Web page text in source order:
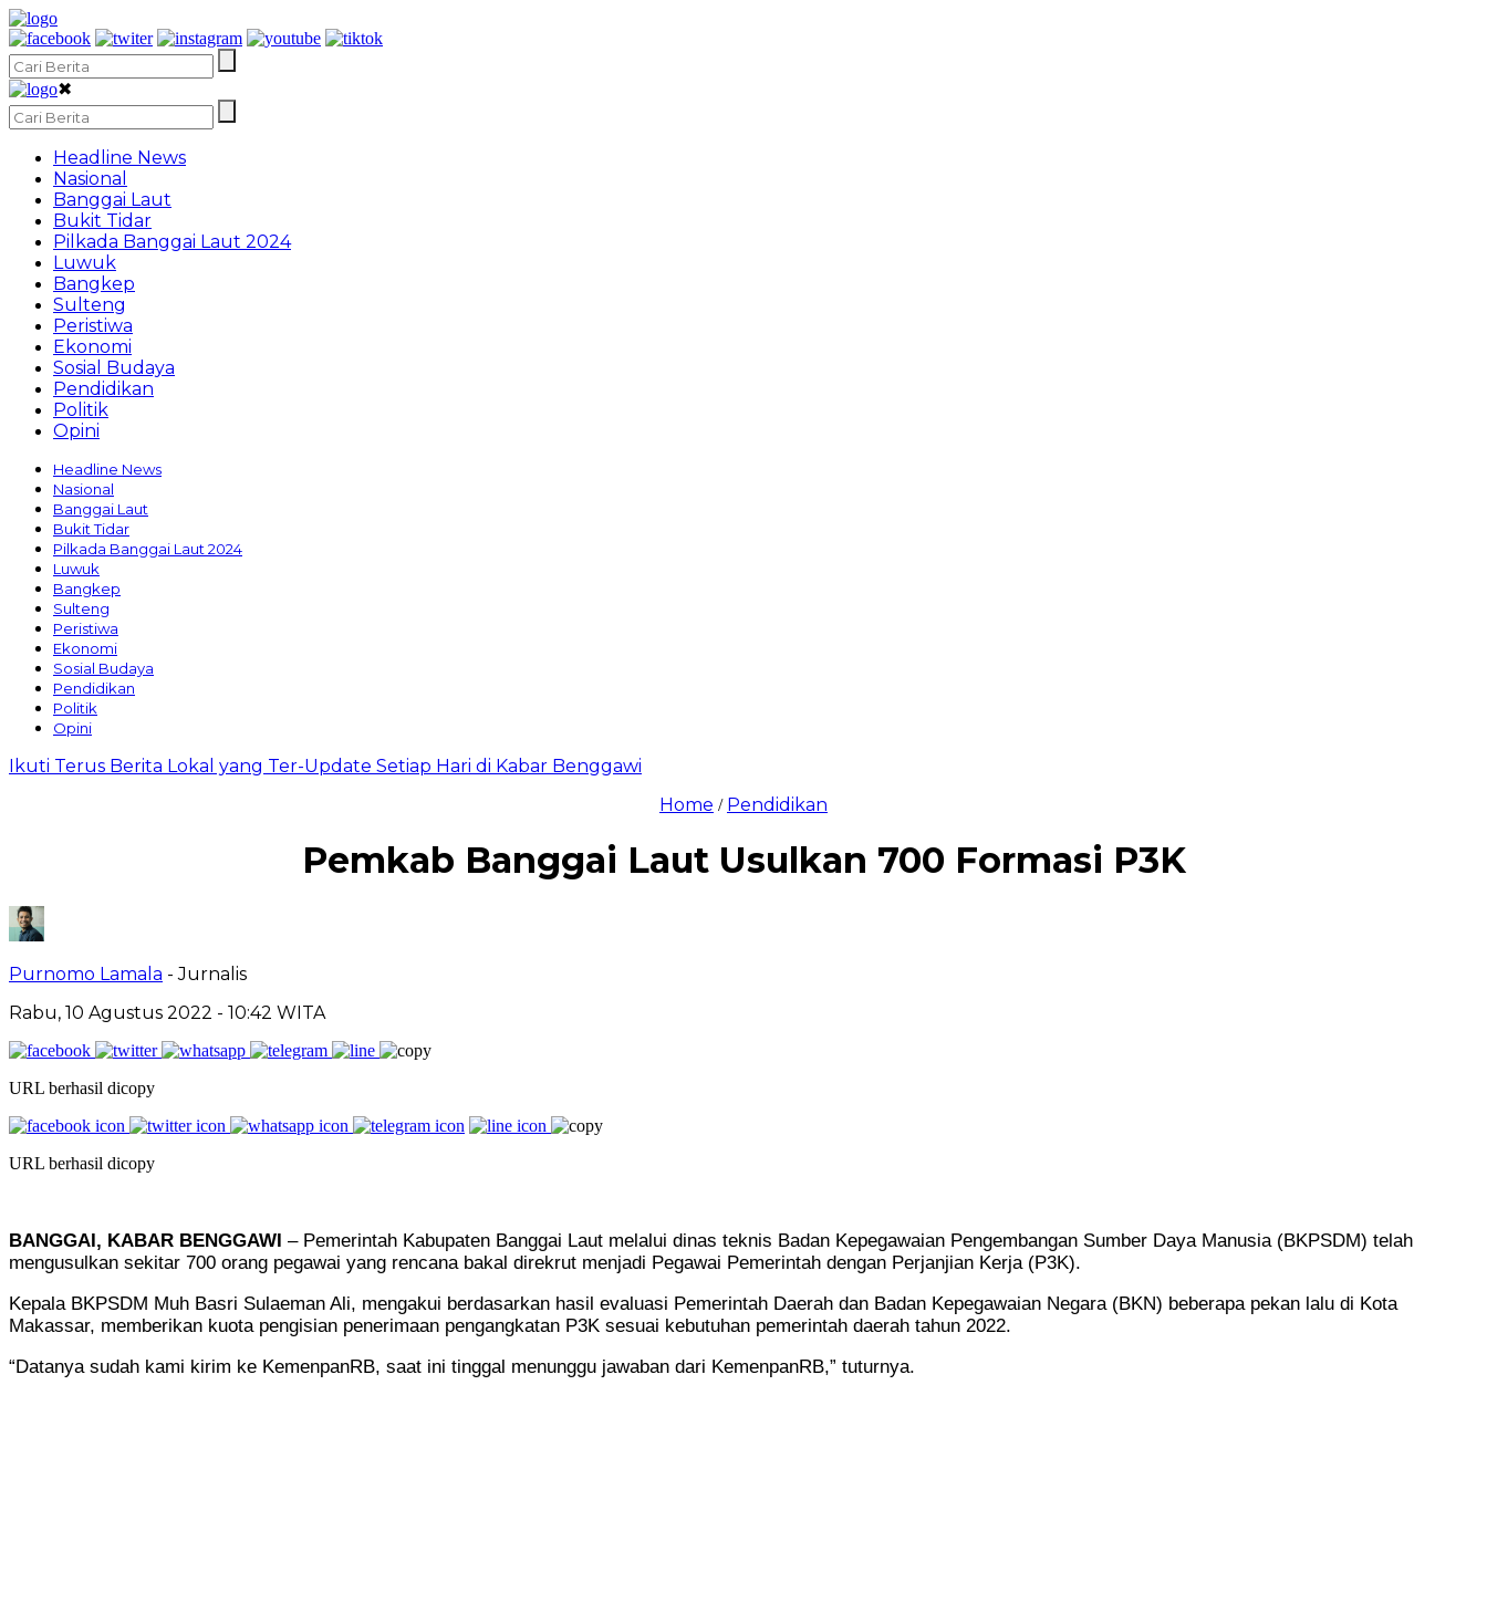
✖
Headline News
Nasional
Banggai Laut
Bukit Tidar
Pilkada Banggai Laut 2024
Luwuk
Bangkep
Sulteng
Peristiwa
Ekonomi
Sosial Budaya
Pendidikan
Politik
Opini
Headline News
Nasional
Banggai Laut
Bukit Tidar
Pilkada Banggai Laut 2024
Luwuk
Bangkep
Sulteng
Peristiwa
Ekonomi
Sosial Budaya
Pendidikan
Politik
Opini
Ikuti Terus Berita Lokal yang Ter-Update Setiap Hari di Kabar Benggawi
Home / Pendidikan
Pemkab Banggai Laut Usulkan 700 Formasi P3K
Purnomo Lamala - Jurnalis
Rabu, 10 Agustus 2022 - 10:42 WITA
URL berhasil dicopy
URL berhasil dicopy
BANGGAI, KABAR BENGGAWI – Pemerintah Kabupaten Banggai Laut melalui dinas teknis Badan Kepegawaian Pengembangan Sumber Daya Manusia (BKPSDM) telah
mengusulkan sekitar 700 orang pegawai yang rencana bakal direkrut menjadi Pegawai Pemerintah dengan Perjanjian Kerja (P3K).
Kepala BKPSDM Muh Basri Sulaeman Ali, mengakui berdasarkan hasil evaluasi Pemerintah Daerah dan Badan Kepegawaian Negara (BKN) beberapa pekan lalu di Kota
Makassar, memberikan kuota pengisian penerimaan pengangkatan P3K sesuai kebutuhan pemerintah daerah tahun 2022.
“Datanya sudah kami kirim ke KemenpanRB, saat ini tinggal menunggu jawaban dari KemenpanRB,” tuturnya.